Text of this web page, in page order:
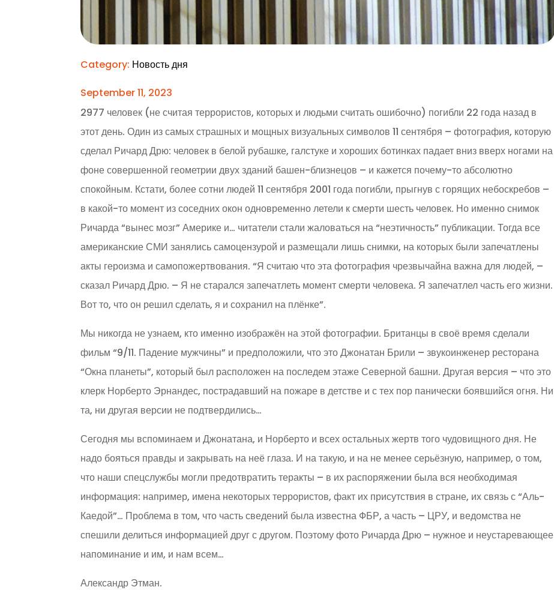
Category: Новость дня
September 11, 2023
2977 человек (не считая террористов, которых и людьми считать ошибочно) погибли 22 года назад в
этот день. Один из самых страшных и мощных визуальных символов 11 сентября – фотография, которую
сделал Ричард Дрю: человек в белой рубашке, галстуке и хороших ботинках падает вниз вверх ногами на
фоне совершенной геометрии двух зданий башен-близнецов – и кажется почему-то абсолютно
спокойным. Кстати, более сотни людей 11 сентября 2001 года погибли, прыгнув с горящих небоскребов –
в какой-то момент из соседних окон одновременно летели к смерти шесть человек. Но именно снимок
Ричарда “вынес мозг” Америке и… читатели стали жаловаться на “неэтичность” публикации. Тогда все
американские СМИ занялись самоцензурой и размещали лишь снимки, на которых были запечатлены
акты героизма и самопожертвования. “Я считаю что эта фотография чрезвычайна важна для людей, –
сказал Ричард Дрю. – Я не старался запечатлеть момент смерти человека. Я запечатлел часть его жизни.
Вот то, что он решил сделать, я и сохранил на плёнке”.
Мы никогда не узнаем, кто именно изображён на этой фотографии. Британцы в своё время сделали
фильм “9/11. Падение мужчины” и предположили, что это Джонатан Брили – звукоинженер ресторана
“Окна планеты”, который был расположен на последем этаже Северной башни. Другая версия – что это
клерк Норберто Эрнандес, пострадавший на пожаре в детстве и с тех пор панически боявшийся огня. Ни
та, ни другая версии не подтвердились…
Сегодня мы вспоминаем и Джонатана, и Норберто и всех остальных жертв того чудовищного дня. Не
надо бояться правды и закрывать на неё глаза. И на такую, и на не менее серьёзную, например, о том,
что наши спецслужбы могли предотвратить теракты – в их распоряжении была вся необходимая
информация: например, имена некоторых террористов, факт их присутствия в стране, их связь с “Аль-
Каедой”… Проблема в том, что часть сведений была известна ФБР, а часть – ЦРУ, и ведомства не
спешили делиться информацией друг с другом. Поэтому фото Ричарда Дрю – нужное и неустаревающее
напоминание и им, и нам всем…
Александр Этман.